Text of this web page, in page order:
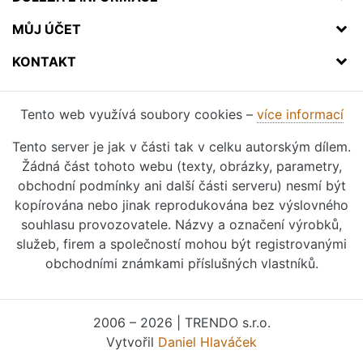
MŮJ ÚČET
KONTAKT
Tento web využívá soubory cookies – více informací
Tento server je jak v části tak v celku autorským dílem.
Žádná část tohoto webu (texty, obrázky, parametry,
obchodní podmínky ani další části serveru) nesmí být
kopírována nebo jinak reprodukována bez výslovného
souhlasu provozovatele. Názvy a označení výrobků,
služeb, firem a společností mohou být registrovanými
obchodními známkami příslušných vlastníků.
2006 – 2026 | TRENDO s.r.o.
Vytvořil Daniel Hlaváček